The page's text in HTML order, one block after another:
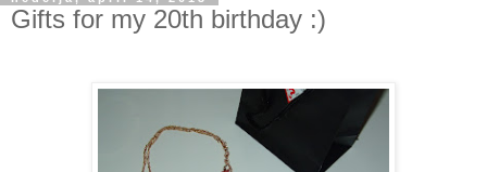
Gifts for my 20th birthday :)